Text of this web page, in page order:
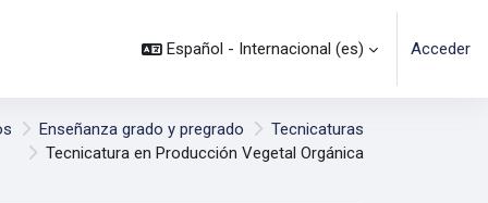
Español - Internacional ‎(es)‎ Acceder
Enseñanza grado y pregrado
Tecnicaturas
Tecnicatura en Producción Vegetal Orgánica